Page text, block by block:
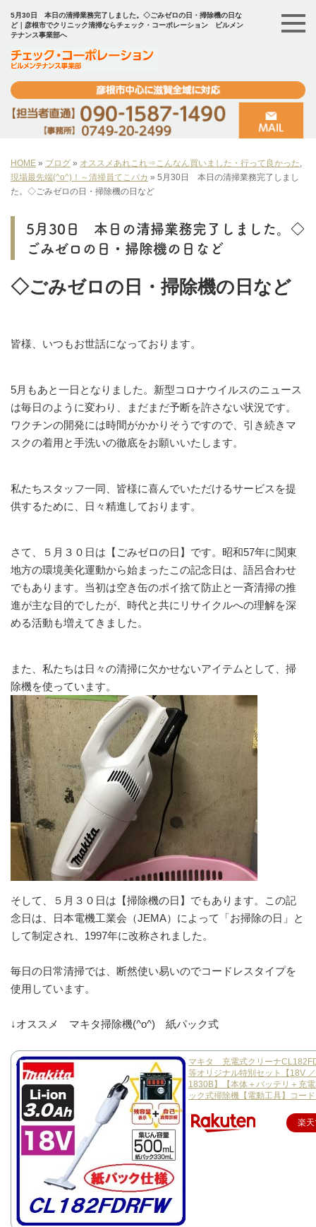
5月30日 本日の清掃業務完了しました。◇ごみゼロの日・掃除機の日な
ど｜彦根市でクリニック清掃ならチェック・コーポレーション ビルメン
テナンス事業部へ
HOME » ブログ » オススメあれこれ⇒こんなん買いました・行って良かった,
現場最先端(^o^)！～清掃員てこパカ » 5月30日 本日の清掃業務完了しまし
た。◇ごみゼロの日・掃除機の日など
5月30日 本日の清掃業務完了しました。◇
ごみゼロの日・掃除機の日など
◇ごみゼロの日・掃除機の日など
皆様、いつもお世話になっております。
5月もあと一日となりました。新型コロナウイルスのニュース
は毎日のように変わり、まだまだ予断を許さない状況です。
ワクチンの開発には時間がかかりそうですので、引き続きマ
スクの着用と手洗いの徹底をお願いいたします。
私たちスタッフ一同、皆様に喜んでいただけるサービスを提
供するために、日々精進しております。
さて、５月３０日は【ごみゼロの日】です。昭和57年に関東
地方の環境美化運動から始まったこの記念日は、語呂合わせ
でもあります。当初は空き缶のポイ捨て防止と一斉清掃の推
進が主な目的でしたが、時代と共にリサイクルへの理解を深
める活動も増えてきました。
また、私たちは日々の清掃に欠かせないアイテムとして、掃
除機を使っています。
そして、５月３０日は【掃除機の日】でもあります。この記
念日は、日本電機工業会（JEMA）によって「お掃除の日」と
して制定され、1997年に改称されました。
毎日の日常清掃では、断然使い易いのでコードレスタイプを
使用しています。
↓オススメ マキタ掃除機(^o^) 紙パック式
マキタ 充電式クリーナ
等オリジナル特別セット【18V
1830B】【本体＋バッテリ＋充
ック式掃除機【電動工具】コー
楽